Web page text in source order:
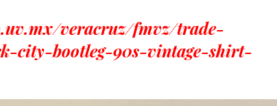
veracruz/fmvz/trade-
city-bootleg-90s-vintage-shirt-